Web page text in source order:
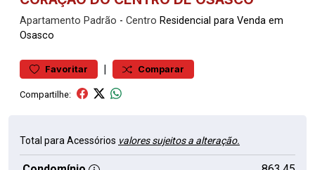
Apartamento Padrão - Centro Residencial para Venda em
Osasco
Favoritar | Comparar
Compartilhe:
Total para Acessórios valores sujeitos a alteração.